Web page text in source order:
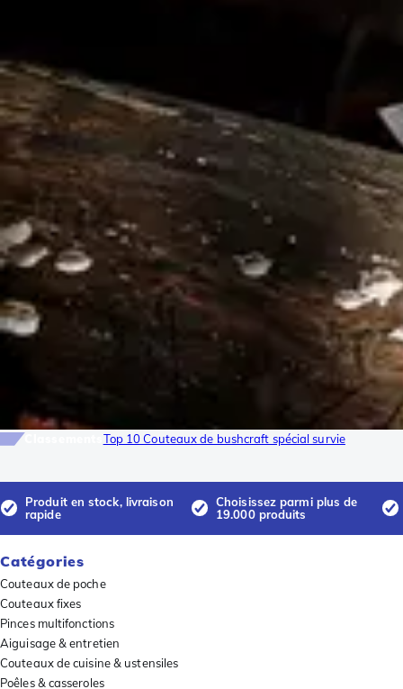
Top 10 Couteaux de bushcraft spécial survie
Produit en stock, livraison
rapide
Choisissez parmi plus de
19.000 produits
Catégories
Couteaux de poche
Couteaux fixes
Pinces multifonctions
Aiguisage & entretien
Couteaux de cuisine & ustensiles
Poêles & casseroles